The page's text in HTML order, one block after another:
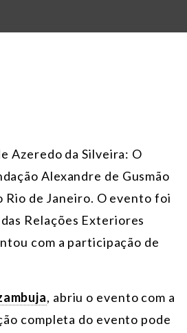
Azeredo da Silveira: O
Alexandre de Gusmão
Rio de Janeiro. O evento foi
Relações Exteriores
com a participação de
, abriu o evento com a
completa do evento pode